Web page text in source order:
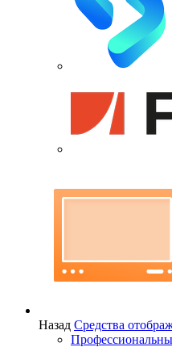
Назад Средства